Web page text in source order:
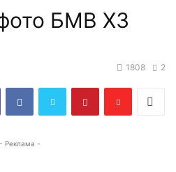
БМВ Х3
2
1808
- Реклама -